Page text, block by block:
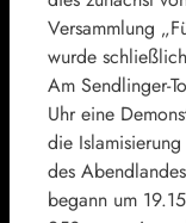
Versammlung
wurde
Am Sendlinger-
Uhr eine
die Islamisierung
des
begann um